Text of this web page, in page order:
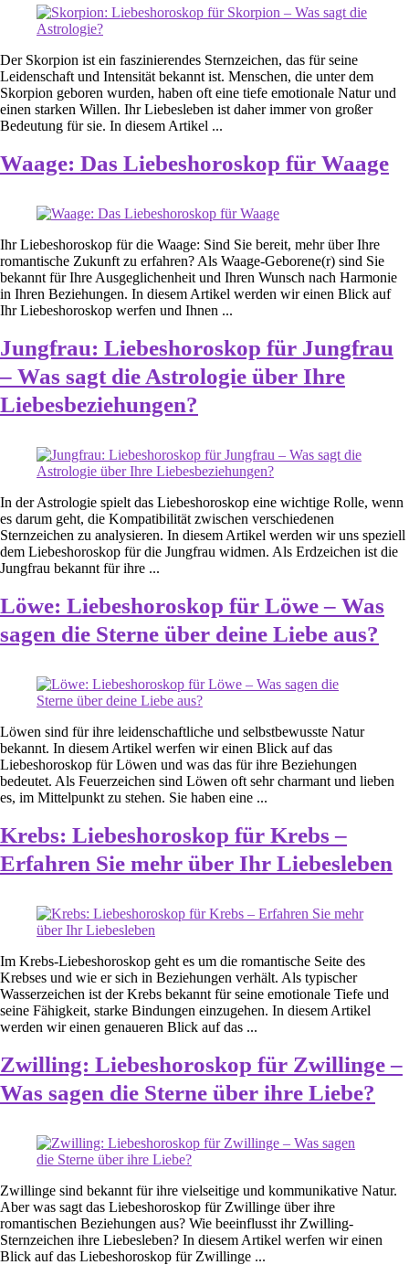
Der Skorpion ist ein faszinierendes Sternzeichen, das für seine
Leidenschaft und Intensität bekannt ist. Menschen, die unter dem
Skorpion geboren wurden, haben oft eine tiefe emotionale Natur und
einen starken Willen. Ihr Liebesleben ist daher immer von großer
Bedeutung für sie. In diesem Artikel ...
Waage: Das Liebeshoroskop für Waage
Ihr Liebeshoroskop für die Waage: Sind Sie bereit, mehr über Ihre
romantische Zukunft zu erfahren? Als Waage-Geborene(r) sind Sie
bekannt für Ihre Ausgeglichenheit und Ihren Wunsch nach Harmonie
in Ihren Beziehungen. In diesem Artikel werden wir einen Blick auf
Ihr Liebeshoroskop werfen und Ihnen ...
Jungfrau: Liebeshoroskop für Jungfrau
– Was sagt die Astrologie über Ihre
Liebesbeziehungen?
In der Astrologie spielt das Liebeshoroskop eine wichtige Rolle, wenn
es darum geht, die Kompatibilität zwischen verschiedenen
Sternzeichen zu analysieren. In diesem Artikel werden wir uns speziell
dem Liebeshoroskop für die Jungfrau widmen. Als Erdzeichen ist die
Jungfrau bekannt für ihre ...
Löwe: Liebeshoroskop für Löwe – Was
sagen die Sterne über deine Liebe aus?
Löwen sind für ihre leidenschaftliche und selbstbewusste Natur
bekannt. In diesem Artikel werfen wir einen Blick auf das
Liebeshoroskop für Löwen und was das für ihre Beziehungen
bedeutet. Als Feuerzeichen sind Löwen oft sehr charmant und lieben
es, im Mittelpunkt zu stehen. Sie haben eine ...
Krebs: Liebeshoroskop für Krebs –
Erfahren Sie mehr über Ihr Liebesleben
Im Krebs-Liebeshoroskop geht es um die romantische Seite des
Krebses und wie er sich in Beziehungen verhält. Als typischer
Wasserzeichen ist der Krebs bekannt für seine emotionale Tiefe und
seine Fähigkeit, starke Bindungen einzugehen. In diesem Artikel
werden wir einen genaueren Blick auf das ...
Zwilling: Liebeshoroskop für Zwillinge –
Was sagen die Sterne über ihre Liebe?
Zwillinge sind bekannt für ihre vielseitige und kommunikative Natur.
Aber was sagt das Liebeshoroskop für Zwillinge über ihre
romantischen Beziehungen aus? Wie beeinflusst ihr Zwilling-
Sternzeichen ihre Liebesleben? In diesem Artikel werfen wir einen
Blick auf das Liebeshoroskop für Zwillinge ...